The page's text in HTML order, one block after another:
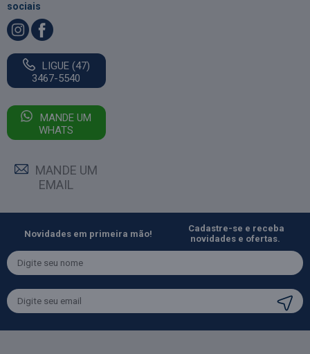
sociais
LIGUE (47)
3467-5540
MANDE UM
WHATS
MANDE UM
EMAIL
Novidades em primeira mão!
Cadastre-se e receba
novidades e ofertas.